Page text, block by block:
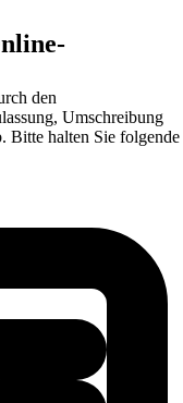
den
Umschreibung
Bitte halten Sie folgende